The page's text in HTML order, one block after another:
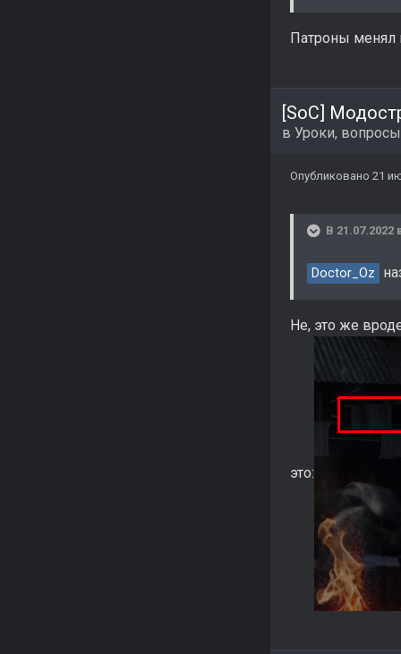
Патроны менял
[SoC]
в Уроки,
Опубликовано 21
В 21.07.2022
Doctor_Oz
Не, это же
это: